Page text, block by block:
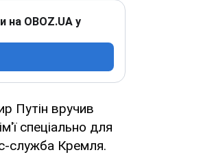
на OBOZ.UA у
Путін вручив
спеціально для
служба Кремля.